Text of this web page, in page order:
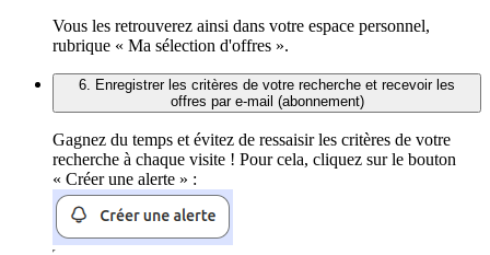
Vous les retrouverez ainsi dans votre espace personnel,
rubrique « Ma sélection d'offres ».
6. Enregistrer les critères de votre recherche et recevoir les
offres par e-mail (abonnement)
Gagnez du temps et évitez de ressaisir les critères de votre
recherche à chaque visite ! Pour cela, cliquez sur le bouton
« Créer une alerte » :